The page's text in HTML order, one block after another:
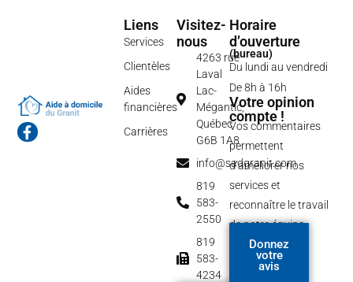
F
a
Liens
Services
Clientèles
Aides
financières
Carrières
Visitez-
nous
4263 rue
Laval
Lac-
Mégantic,
Québec
G6B 1A8
info@sadgranit.com
819
583-
2550
819
583-
4234
Horaire
d’ouverture
(bureau)
Du lundi au vendredi
De 8h à 16h
Votre opinion
compte !
Vos commentaires
permettent
d’améliorer nos
services et
reconnaître le travail
de notre équipe.
Donnez
votre
avis